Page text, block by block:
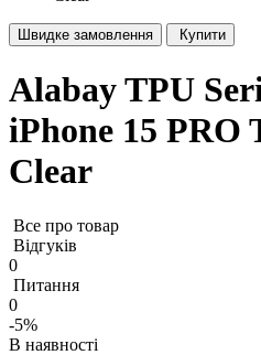
Швидке замовлення Купити
Alabay TPU
iPhone 15 PRO
Clear
Все про товар
Відгуків
0
Питання
0
-5%
В наявності